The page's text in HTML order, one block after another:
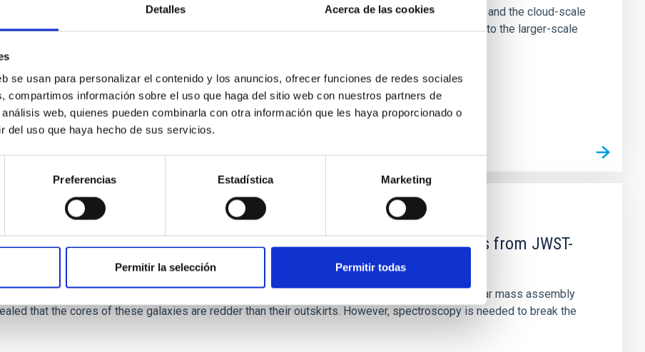
Detalles Acerca de las cookies
se usan para personalizar el contenido y los anuncios, ofrecer funciones de redes sociales
compartimos información sobre el uso que haga del sitio web con nuestros partners de
web, quienes pueden combinarla con otra información que les haya proporcionado o
del uso que haya hecho de sus servicios.
Preferencias Estadística Marketing
Permitir la selección Permitir todas
expect to see alignments between the magnetic field orientation of star-forming dense cores and the cloud-scale
that the orientation of cores and their angular momentum vectors appear random with respect to the larger-scale
0
galaxies at 1.2 ≲ z ≲ 2.2: Age, Fe-, and Mg-abundance gradients from JWST-
galaxies at cosmic noon provide powerful insights into star-formation quenching and stellar mass assembly
that the cores of these galaxies are redder than their outskirts. However, spectroscopy is needed to break the